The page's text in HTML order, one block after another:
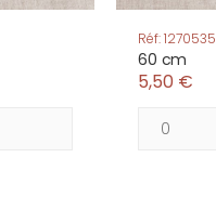
Réf: 1270535
60 cm
5,50 €